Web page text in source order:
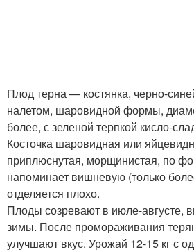
Плод терна — костянка, черно-
налетом, шаровидной формы,
более, с зеленой терпкой кисло-
Косточка шаровидная или
приплюснутая, морщинистая, по
напоминает вишневую (только
отделяется плохо.
Плоды созревают в июле-августе,
зимы. После промораживания
улучшают вкус. Урожай 12-15 кг с